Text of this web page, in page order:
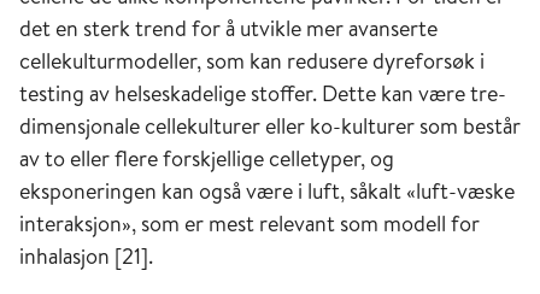
at personer som allerede har astma, kan få
pusteproblemer når slimhinnene i luftveiene blir
irritert. Hos astmatikere er det en rekke kjente
miljøfaktorer inkludert luftforurensning som
kan gi slik irritasjon og forverre sykdommen.
Kronisk obstruktiv lungesykdom
(KOLS)
det en sterk trend for å utvikle mer avanserte
cellekulturmodeller, som kan redusere dyreforsøk i
testing av helseskadelige stoffer. Dette kan være tre-
dimensjonale cellekulturer eller ko-kulturer som består
av to eller flere forskjellige celletyper, og
eksponeringen kan også være i luft, såkalt «luft-væske
interaksjon», som er mest relevant som modell for
inhalasjon [21].